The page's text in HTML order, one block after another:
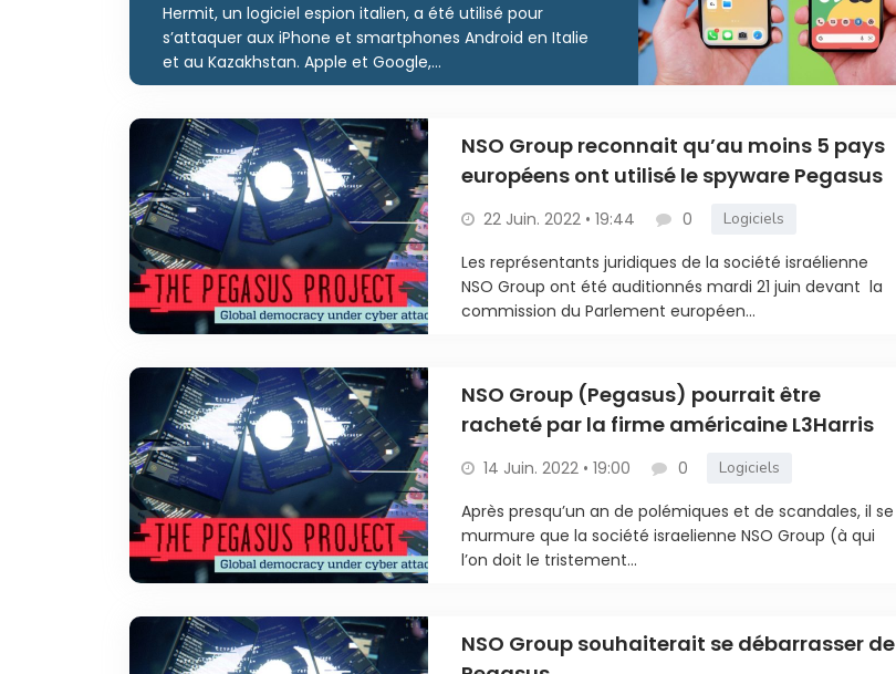
Hermit, un logiciel espion italien, a été utilisé pour
s’attaquer aux iPhone et smartphones Android en Italie
et au Kazakhstan. Apple et Google,...
NSO Group reconnait qu’au moins 5 pays
européens ont utilisé le spyware Pegasus
22 Juin. 2022 • 19:44 0 Logiciels
Les représentants juridiques de la société israélienne
NSO Group ont été auditionnés mardi 21 juin devant la
commission du Parlement européen...
NSO Group (Pegasus) pourrait être
racheté par la firme américaine L3Harris
14 Juin. 2022 • 19:00 0 Logiciels
Après presqu’un an de polémiques et de scandales, il se
murmure que la société israelienne NSO Group (à qui
l’on doit le tristement...
NSO Group souhaiterait se débarrasser de